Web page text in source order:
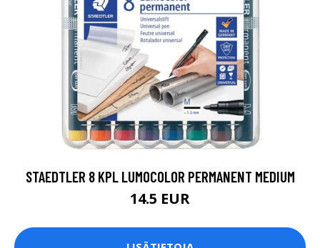
STAEDTLER 8 KPL LUMOCOLOR PERMANENT MEDIUM
14.5 EUR